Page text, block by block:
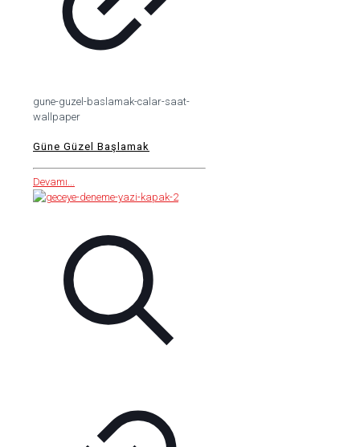
gune-guzel-baslamak-calar-saat-
wallpaper
Güne Güzel Başlamak
Devamı...